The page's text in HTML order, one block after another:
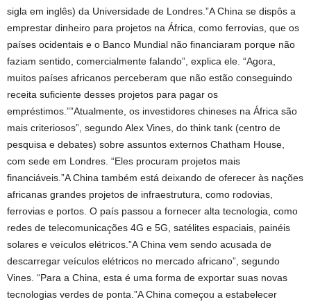
sigla em inglês) da Universidade de Londres.”A China se dispôs a
emprestar dinheiro para projetos na África, como ferrovias, que os
países ocidentais e o Banco Mundial não financiaram porque não
faziam sentido, comercialmente falando”, explica ele. “Agora,
muitos países africanos perceberam que não estão conseguindo
receita suficiente desses projetos para pagar os
empréstimos.””Atualmente, os investidores chineses na África são
mais criteriosos”, segundo Alex Vines, do think tank (centro de
pesquisa e debates) sobre assuntos externos Chatham House,
com sede em Londres. “Eles procuram projetos mais
financiáveis.”A China também está deixando de oferecer às nações
africanas grandes projetos de infraestrutura, como rodovias,
ferrovias e portos. O país passou a fornecer alta tecnologia, como
redes de telecomunicações 4G e 5G, satélites espaciais, painéis
solares e veículos elétricos.”A China vem sendo acusada de
descarregar veículos elétricos no mercado africano”, segundo
Vines. “Para a China, esta é uma forma de exportar suas novas
tecnologias verdes de ponta.”A China começou a estabelecer